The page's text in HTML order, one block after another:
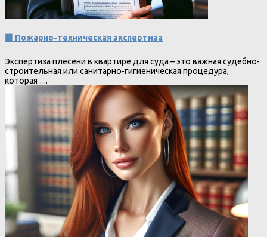
🟥 Пожарно-техническая экспертиза
Экспертиза плесени в квартире для суда – это важная судебно-
строительная или санитарно-гигиеническая процедура,
которая …